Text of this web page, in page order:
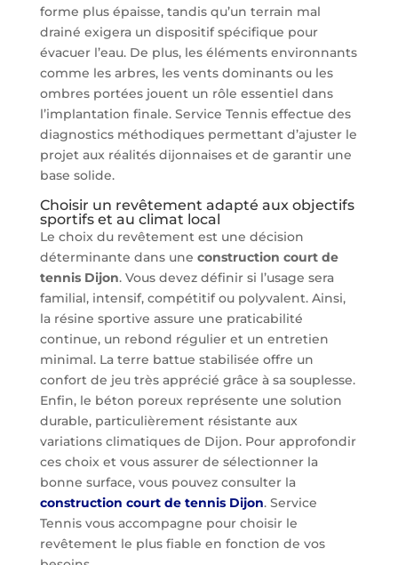
forme plus épaisse, tandis qu’un terrain mal
drainé exigera un dispositif spécifique pour
évacuer l’eau. De plus, les éléments environnants
comme les arbres, les vents dominants ou les
ombres portées jouent un rôle essentiel dans
l’implantation finale. Service Tennis effectue des
diagnostics méthodiques permettant d’ajuster le
projet aux réalités dijonnaises et de garantir une
base solide.
Choisir un revêtement adapté aux objectifs
sportifs et au climat local
Le choix du revêtement est une décision
déterminante dans une construction court de
tennis Dijon. Vous devez définir si l’usage sera
familial, intensif, compétitif ou polyvalent. Ainsi,
la résine sportive assure une praticabilité
continue, un rebond régulier et un entretien
minimal. La terre battue stabilisée offre un
confort de jeu très apprécié grâce à sa souplesse.
Enfin, le béton poreux représente une solution
durable, particulièrement résistante aux
variations climatiques de Dijon. Pour approfondir
ces choix et vous assurer de sélectionner la
bonne surface, vous pouvez consulter la
construction court de tennis Dijon. Service
Tennis vous accompagne pour choisir le
revêtement le plus fiable en fonction de vos